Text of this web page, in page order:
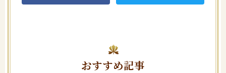
おすすめ記事